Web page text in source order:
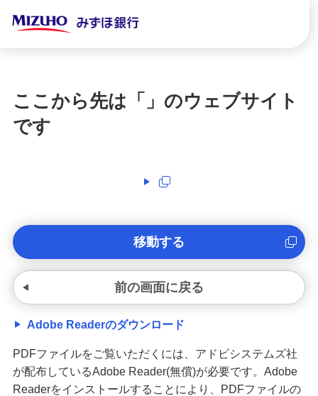
ここから先は「 」のウェブサイト
です
移動する
前の画面に戻る
Adobe Readerのダウンロード
PDFファイルをご覧いただくには、アドビシステムズ社
が配布しているAdobe Reader(無償)が必要です。Adobe
Readerをインストールすることにより、PDFファイルの